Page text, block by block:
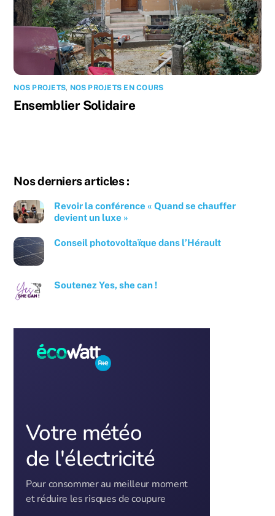
NOS PROJETS, NOS PROJETS EN COURS
Ensemblier Solidaire
Nos derniers articles :
Revoir la conférence « Quand se chauffer
devient un luxe »
Conseil photovoltaïque dans l’Hérault
Soutenez Yes, she can !